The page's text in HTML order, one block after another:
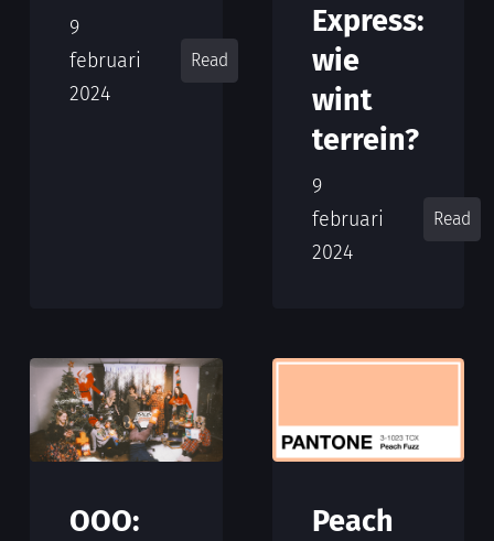
9
februari
2024
Read
Express:
wie
wint
terrein?
9
februari
2024
Read
OOO:
Peach